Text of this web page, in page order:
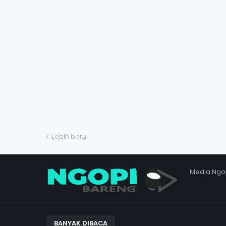
Lebih baru
Media
BANYAK DIBACA